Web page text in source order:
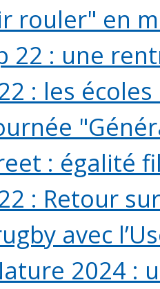
rouler" en
22 : une
: les
: égalité
: Retour
avec
2024 :